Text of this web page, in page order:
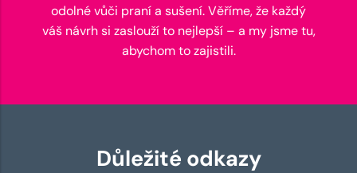
odolné vůči praní a sušení. Věříme, že každý
váš návrh si zaslouží to nejlepší – a my jsme tu,
abychom to zajistili.
Důležité odkazy